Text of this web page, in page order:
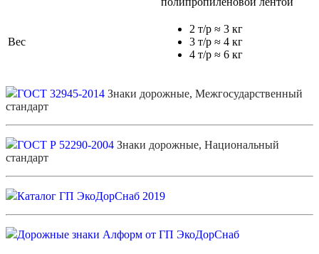
Вес
2 т/р ≈ 3 кг
3 т/р ≈ 4 кг
4 т/р ≈ 6 кг
ГОСТ 32945-2014 Знаки дорожные, Межгосударственный
стандарт
ГОСТ Р 52290-2004 Знаки дорожные, Национальный
стандарт
Каталог ГП ЭкоДорСнаб 2019
Дорожные знаки Алформ от ГП ЭкоДорСнаб